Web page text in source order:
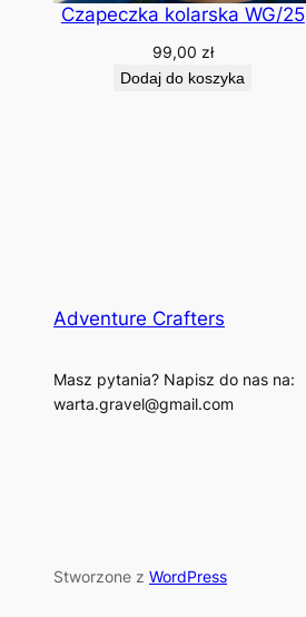
Czapeczka kolarska WG/25
99,00 zł
Dodaj do koszyka
Adventure Crafters
Masz pytania? Napisz do nas na:
warta.gravel@gmail.com
Stworzone z WordPress